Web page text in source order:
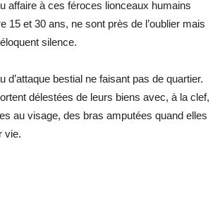
affaire à ces féroces lionceaux humains
15 et 30 ans, ne sont près de l’oublier mais
silence.
d’attaque bestial ne faisant pas de quartier.
délestées de leurs biens avec, à la clef,
au visage, des bras amputées quand elles
vie.